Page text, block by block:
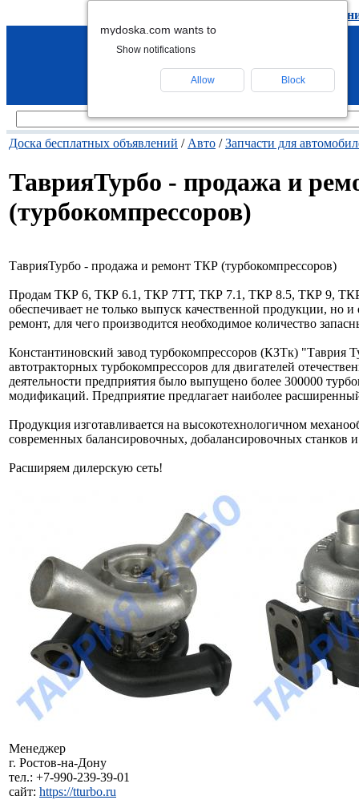
удалить
Доска бесплатных объявлений / Авто /Запчасти для
ТаврияТурбо - продажа и
(турбокомпрессоров)
ТаврияТурбо - продажа и ремонт ТКР (турбокомпрессоров)
Продам ТКР 6, ТКР 6.1, ТКР 7ТТ, ТКР 7.1, ТКР 8.5, ТКР 9,
обеспечивает не только выпуск качественной продукции, но
ремонт, для чего производится необходимое количество
Константиновский завод турбокомпрессоров (КЗТк) "Таврия
автотракторных турбокомпрессоров для двигателей
деятельности предприятия было выпущено более 300000
модификаций. Предприятие предлагает наиболее
Продукция изготавливается на высокотехнологичном
современных балансировочных, добалансировочных станков
Расширяем дилерскую сеть!
Менеджер
г. Ростов-на-Дону
тел.: +7-990-239-39-01
сайт: https://tturbo.ru
mydoska.com wants to
Show notifications
Allow Block